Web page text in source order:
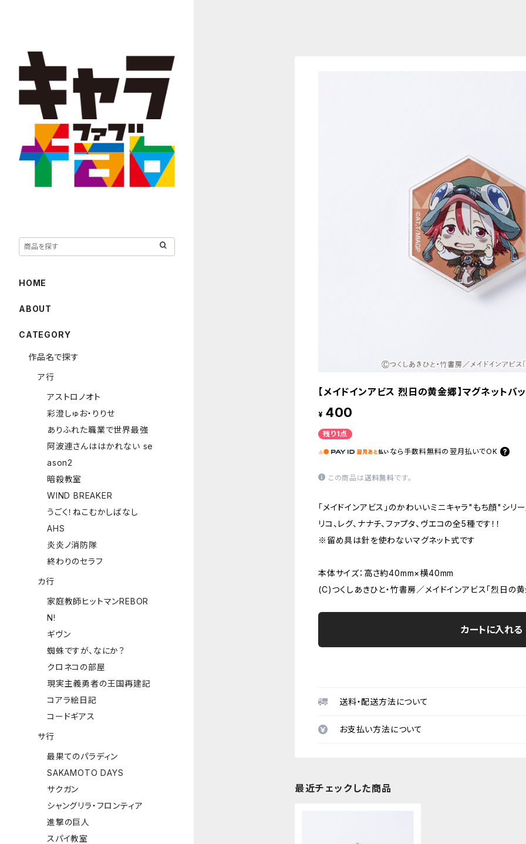
【メイドインアビス 烈日の黄金郷】マグネットバッ
¥ 400
残り1点
なら 手数料無料の 翌月払いでOK
この商品は送料無料です。
「メイドインアビス」のかわいいミニキャラ"もち顔"シリ
リコ、レグ、ナナチ、ファプタ、ヴエコの全5種です！！
※留め具は針を使わないマグネット式です
本体サイズ：高さ約40mm×横40mm
(C)つくしあきひと・竹書房／メイドインアビス「烈日の
カートに入れる
送料・配送方法について
お支払い方法について
最近チェックした商品
HOME
ABOUT
CATEGORY
作品名で探す
ア行
アストロノオト
彩澄しゅお・りりせ
ありふれた職業で世界最強
阿波連さんははかれない se
ason2
暗殺教室
WIND BREAKER
うごく！ねこむかしばなし
AHS
炎炎ノ消防隊
終わりのセラフ
カ行
家庭教師ヒットマンREBOR
N!
ギヴン
蜘蛛ですが、なにか？
クロネコの部屋
現実主義勇者の王国再建記
コアラ絵日記
コードギアス
サ行
最果てのパラディン
SAKAMOTO DAYS
サクガン
シャングリラ・フロンティア
進撃の巨人
スパイ教室